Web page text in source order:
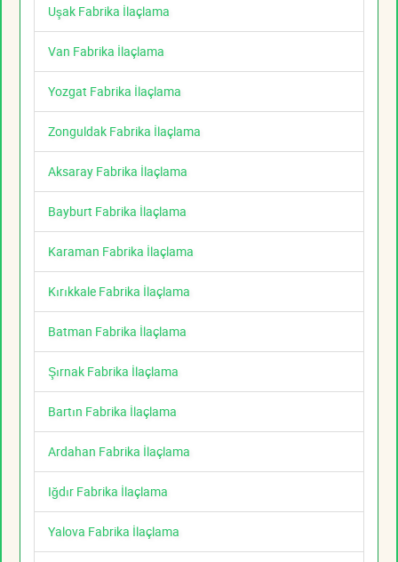
Uşak Fabrika İlaçlama
Van Fabrika İlaçlama
Yozgat Fabrika İlaçlama
Zonguldak Fabrika İlaçlama
Aksaray Fabrika İlaçlama
Bayburt Fabrika İlaçlama
Karaman Fabrika İlaçlama
Kırıkkale Fabrika İlaçlama
Batman Fabrika İlaçlama
Şırnak Fabrika İlaçlama
Bartın Fabrika İlaçlama
Ardahan Fabrika İlaçlama
Iğdır Fabrika İlaçlama
Yalova Fabrika İlaçlama